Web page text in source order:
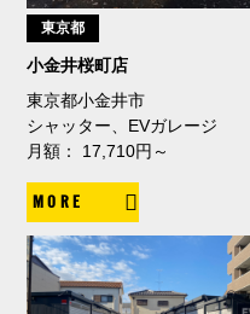
東京都
小金井桜町店
東京都小金井市
シャッター、EVガレージ
月額： 17,710円～
MORE